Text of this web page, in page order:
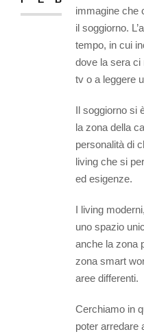
immagine che
il soggiorno.
tempo, in cui
dove la sera ci
tv o a leggere
Il soggiorno si
la zona della
personalità di
living che si
ed esigenze.
I living
uno spazio
anche la zona
zona smart
aree differenti.
Cerchiamo in
poter arredare